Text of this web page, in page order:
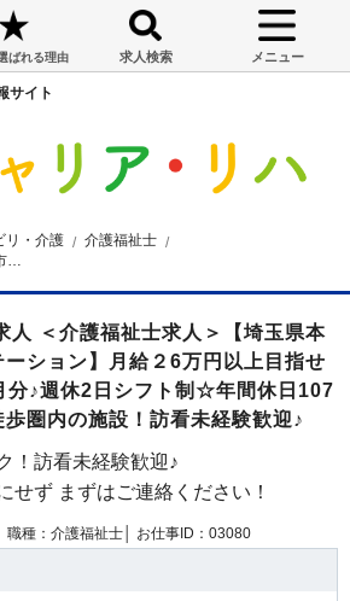
ばれる理由 求人検索 メニュー
サイト
リ・介護
介護福祉士
人 ＜介護福祉士求人＞【埼玉県本
ション】月給２6万円以上目指せ
分♪週休2日シフト制☆年間休日107
圏内の施設！訪看未経験歓迎♪
！訪看未経験歓迎♪
せず まずはご連絡ください！
職種：介護福祉士│ お仕事ID：03080